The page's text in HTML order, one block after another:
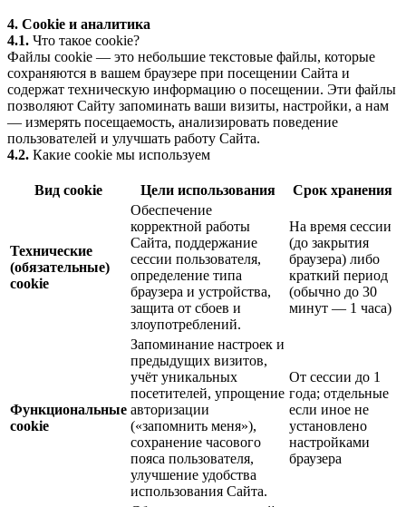
4. Cookie и аналитика
4.1. Что такое cookie?
Файлы cookie — это небольшие текстовые файлы, которые
сохраняются в вашем браузере при посещении Сайта и
содержат техническую информацию о посещении. Эти файлы
позволяют Сайту запоминать ваши визиты, настройки, а нам
— измерять посещаемость, анализировать поведение
пользователей и улучшать работу Сайта.
4.2. Какие cookie мы используем
Вид cookie Цели использования Срок хранения
Технические
(обязательные)
cookie
Обеспечение
корректной работы
Сайта, поддержание
сессии пользователя,
определение типа
браузера и устройства,
защита от сбоев и
злоупотреблений.
На время сессии
(до закрытия
браузера) либо
краткий период
(обычно до 30
минут — 1 часа)
Функциональные
cookie
Запоминание настроек и
предыдущих визитов,
учёт уникальных
посетителей, упрощение
авторизации
(«запомнить меня»),
сохранение часового
пояса пользователя,
улучшение удобства
использования Сайта.
От сессии до 1
года; отдельные
если иное не
установлено
настройками
браузера